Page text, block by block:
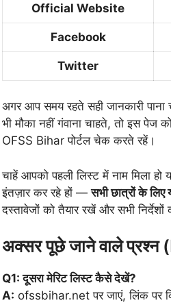
Official Website
Facebook
Twitter
अगर आप समय रहते सही जानकारी
भी मौका नहीं गंवाना चाहते, तो इस
OFSS Bihar पोर्टल चेक करते रहें।
चाहें आपको पहली लिस्ट में नाम मिला हो
इंतज़ार कर रहे हों —सभी छात्रों के लिए
दस्तावेजों को तैयार रखें और सभी
अक्सर पूछे जाने वाले प्रश्न
Q1: दूसरा मेरिट लिस्ट कैसे देखें?
A: ofssbihar.net पर जाएं, लिंक पर